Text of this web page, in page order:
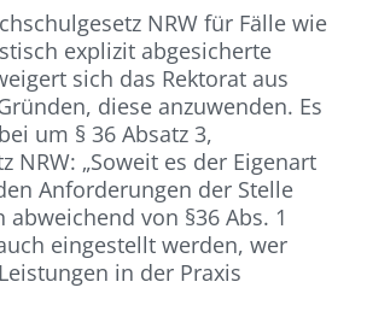
NRW für Fälle wie
explizit abgesicherte
sich das Rektorat aus
diese anzuwenden. Es
um § 36 Absatz 3,
NRW: „Soweit es der Eigenart
Anforderungen der Stelle
von §36 Abs. 1
eingestellt werden, wer
in der Praxis